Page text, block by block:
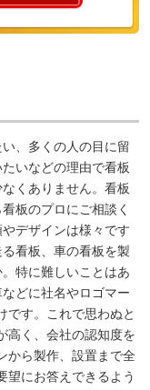
、多くの人の目に留
いなどの理由で看板
くありません。看板
板のプロにご相談く
デザインは様々です
看板、車の看板を製
特に難しいことはあ
どに社名やロゴマー
です。これで思わぬと
高く、会社の認知度を
から製作、設置まで全
望にお答えできるよう